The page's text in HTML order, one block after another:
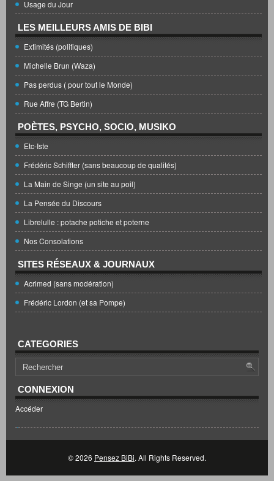
Usage du Jour
LES MEILLEURS AMIS DE BIBI
Extimités (politiques)
Michelle Brun (Waza)
Pas perdus ( pour tout le Monde)
Rue Affre (TG Bertin)
POÈTES, PSYCHO, SOCIO, MUSIKO
Etc-Iste
Frédéric Schiffter (sans beaucoup de qualités)
La Main de Singe (un site au poil)
La Pensée du Discours
Librelulle : potache potiche et poterne
Nos Consolations
SITES RÉSEAUX & JOURNAUX
Acrimed (sans modération)
Frédéric Lordon (et sa Pompe)
CATEGORIES
CONNEXION
Accéder
© 2026 Pensez BiBi. All Rights Reserved.